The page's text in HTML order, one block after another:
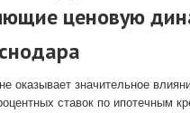
ценовую
оказывает значительное
ставок по ипотечным